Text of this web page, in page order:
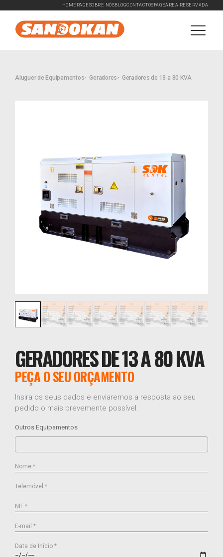
HOMEPAGE SOBRE NÓSBLOGCONTACTOS FAQ'SÁREA RESERVADA
Aluguer de Equipamentos Geradores Geradores de 13 a 80 KVA
GERADORES DE 13 A 80 KVA
PEÇA O SEU ORÇAMENTO
Insira os seus dados e enviaremos a resposta ao seu
pedido o mais brevemente possível.
Outros Equipamentos
Nome *
Telemóvel *
NIF *
E-mail *
Data de Início *